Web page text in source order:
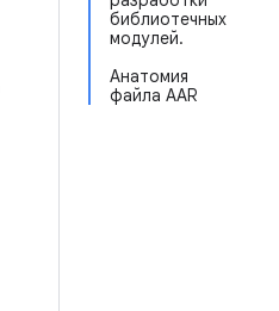
библиотечных
модулей.
Анатомия
файла AAR